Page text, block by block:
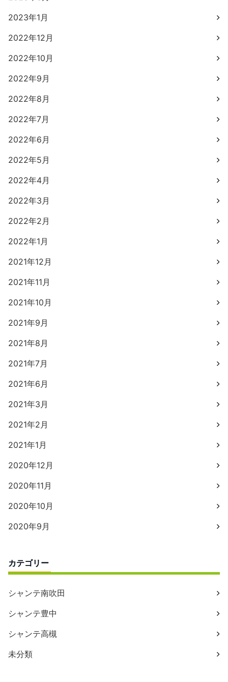
2023年1月
2022年12月
2022年10月
2022年9月
2022年8月
2022年7月
2022年6月
2022年5月
2022年4月
2022年3月
2022年2月
2022年1月
2021年12月
2021年11月
2021年10月
2021年9月
2021年8月
2021年7月
2021年6月
2021年3月
2021年2月
2021年1月
2020年12月
2020年11月
2020年10月
2020年9月
カテゴリー
シャンテ南吹田
シャンテ豊中
シャンテ高槻
未分類